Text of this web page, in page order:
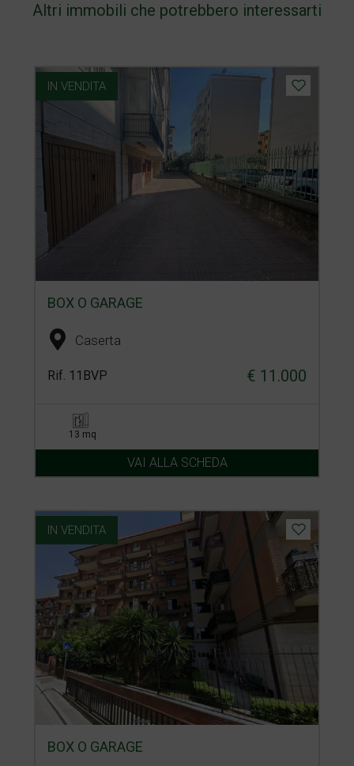
Altri immobili che potrebbero interessarti
IN VENDITA
BOX O GARAGE
Caserta
Rif. 11BVP € 11.000
13 mq
VAI ALLA SCHEDA
IN VENDITA
BOX O GARAGE